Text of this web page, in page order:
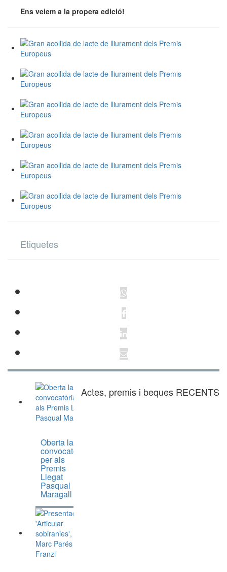
Ens veiem a la propera edició!
Etiquetes
Actes, premis i beques RECENTS
Oberta la
convocatòria
per als
Premis
Llegat
Pasqual
Maragall